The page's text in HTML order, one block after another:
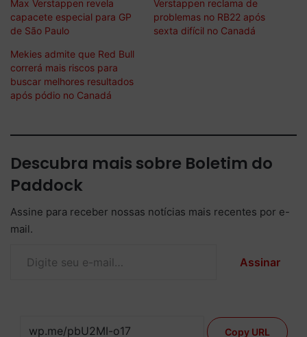
Max Verstappen revela
capacete especial para GP
de São Paulo
Verstappen reclama de
problemas no RB22 após
sexta difícil no Canadá
Mekies admite que Red Bull
correrá mais riscos para
buscar melhores resultados
após pódio no Canadá
Descubra mais sobre Boletim do
Paddock
Assine para receber nossas notícias mais recentes por e-
mail.
Assinar
Copy URL